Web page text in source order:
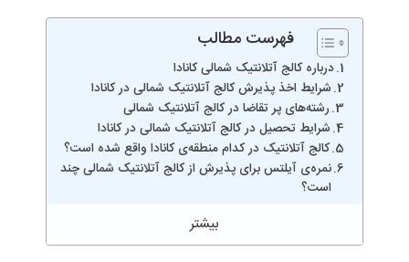
فهرست مطالب
درباره کالج آتلانتیک شمالی کانادا
شرایط اخذ پذیرش کالج آتلانتیک شمالی در کانادا
رشته‌های پر تقاضا در کالج آتلانتیک شمالی
شرایط تحصیل در کالج آتلانتیک شمالی در کانادا
کالج آتلانتیک در کدام منطقه‌ی کانادا واقع شده است؟
نمره‌ی آیلتس برای پذیرش از کالج آتلانتیک شمالی چند
است؟